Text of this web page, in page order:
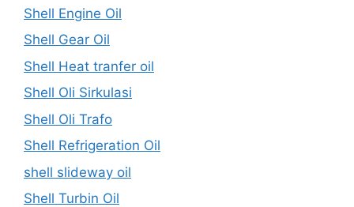
Shell Engine Oil
Shell Gear Oil
Shell Heat tranfer oil
Shell Oli Sirkulasi
Shell Oli Trafo
Shell Refrigeration Oil
shell slideway oil
Shell Turbin Oil